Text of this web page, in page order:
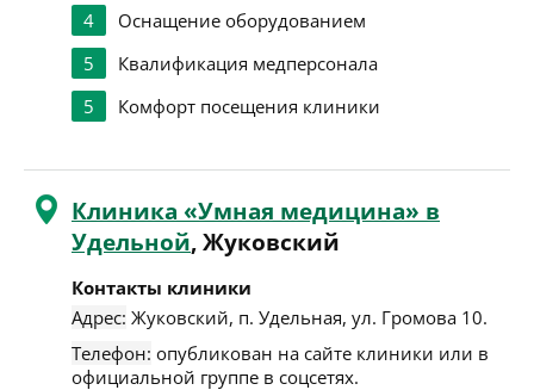
4
Оснащение оборудованием
5
Квалификация медперсонала
5
Комфорт посещения клиники
Клиника «Умная медицина» в
Удельной, Жуковский
Контакты клиники
Адрес: Жуковский, п. Удельная, ул. Громова 10.
Телефон: опубликован на сайте клиники или в
официальной группе в соцсетях.